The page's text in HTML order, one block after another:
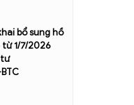
bổ sung hồ
1/7/2026